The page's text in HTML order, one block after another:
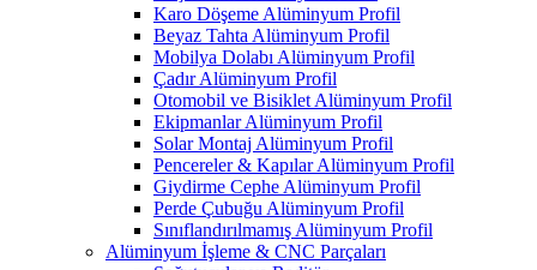
Karo Döşeme Alüminyum Profil
Beyaz Tahta Alüminyum Profil
Mobilya Dolabı Alüminyum Profil
Çadır Alüminyum Profil
Otomobil ve Bisiklet Alüminyum Profil
Ekipmanlar Alüminyum Profil
Solar Montaj Alüminyum Profil
Pencereler & Kapılar Alüminyum Profil
Giydirme Cephe Alüminyum Profil
Perde Çubuğu Alüminyum Profil
Sınıflandırılmamış Alüminyum Profil
Alüminyum İşleme & CNC Parçaları